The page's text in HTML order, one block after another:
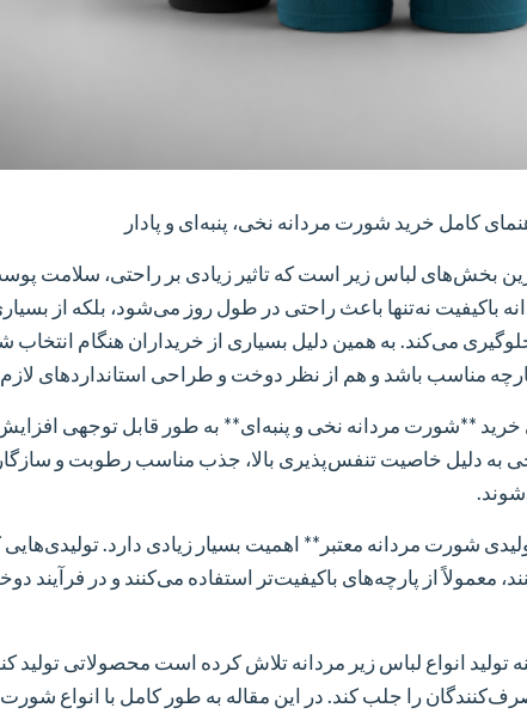
کامل خرید شورت مردانه نخی، پنبه‌ای و پادار
بخش‌های لباس زیر است که تاثیر زیادی بر راحتی، سلامت
باکیفیت نه‌تنها باعث راحتی در طول روز می‌شود، بلکه از
می‌کند. به همین دلیل بسیاری از خریداران هنگام
مناسب باشد و هم از نظر دوخت و طراحی استانداردهای لازم
خرید **شورت مردانه نخی و پنبه‌ای** به طور قابل توجهی
دلیل خاصیت تنفس‌پذیری بالا، جذب مناسب رطوبت و
شورت مردانه معتبر** اهمیت بسیار زیادی دارد.
معمولاً از پارچه‌های باکیفیت‌تر استفاده می‌کنند و در فرآیند
تولید انواع لباس زیر مردانه تلاش کرده است محصولاتی تولید
را جلب کند. در این مقاله به طور کامل با انواع